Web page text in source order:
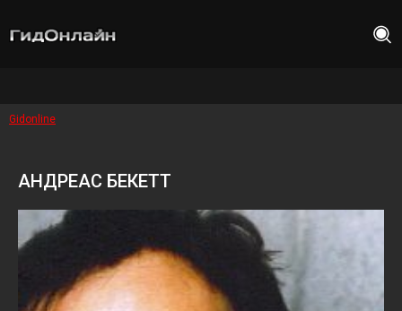
Gidonline
АНДРЕАС БЕКЕТТ